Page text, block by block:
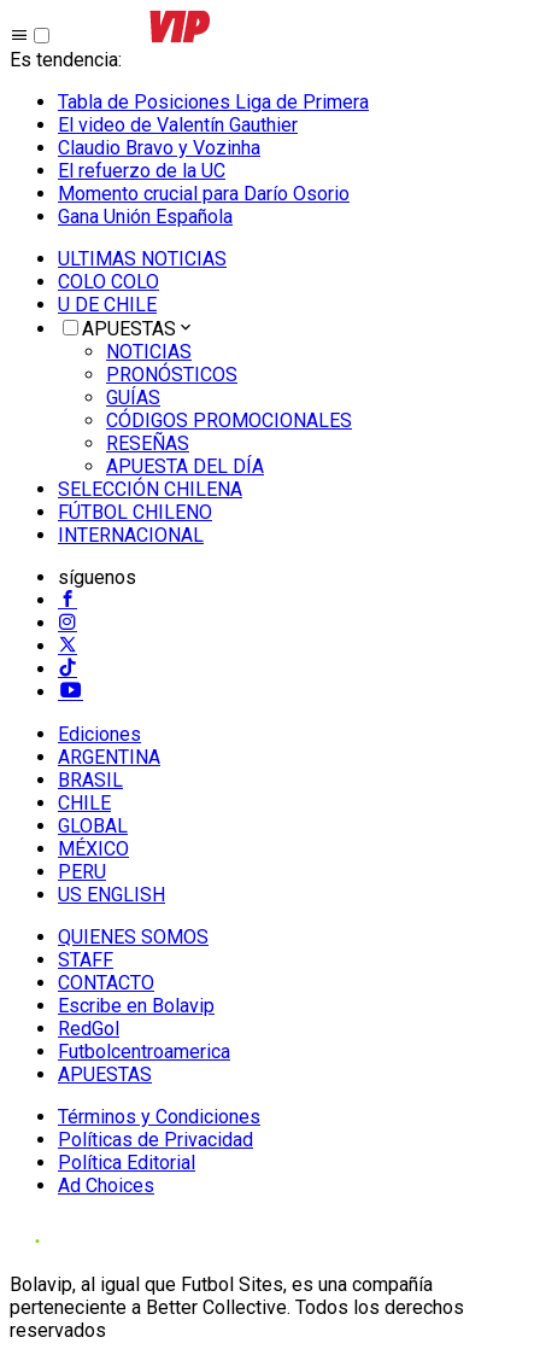
Es tendencia:
Tabla de Posiciones Liga de Primera
El video de Valentín Gauthier
Claudio Bravo y Vozinha
El refuerzo de la UC
Momento crucial para Darío Osorio
Gana Unión Española
ULTIMAS NOTICIAS
COLO COLO
U DE CHILE
APUESTAS
NOTICIAS
PRONÓSTICOS
GUÍAS
CÓDIGOS PROMOCIONALES
RESEÑAS
APUESTA DEL DÍA
SELECCIÓN CHILENA
FÚTBOL CHILENO
INTERNACIONAL
síguenos
Ediciones
ARGENTINA
BRASIL
CHILE
GLOBAL
MÉXICO
PERU
US ENGLISH
QUIENES SOMOS
STAFF
CONTACTO
Escribe en Bolavip
RedGol
Futbolcentroamerica
APUESTAS
Términos y Condiciones
Políticas de Privacidad
Política Editorial
Ad Choices
Bolavip, al igual que Futbol Sites, es una compañía
perteneciente a Better Collective. Todos los derechos
reservados